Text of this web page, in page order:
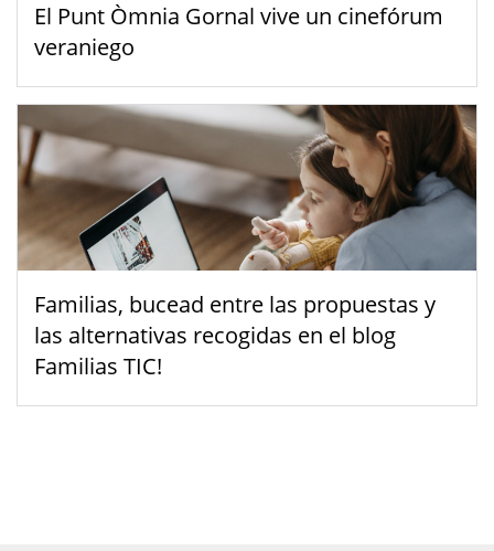
El Punt Òmnia Gornal vive un cinefórum
veraniego
Familias, bucead entre las propuestas y
las alternativas recogidas en el blog
Familias TIC!